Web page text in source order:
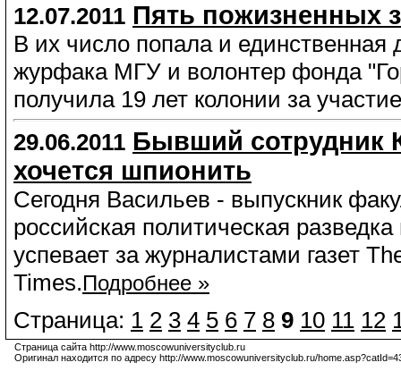
12.07.2011 Пять пожизненных
В их число попала и
журфака МГУ и волонтер фонда
получила 19 лет колонии за
29.06.2011 Бывший сотрудник
хочется шпионить
Сегодня Васильев - выпускник
российская политическая
успевает за журналистами газет
Times.Подробнее »
Страница: 1 2 3 4 5 6 7 8 9 10 11 12
Страница сайта http://www.moscowuniversityclub.ru
Оригинал находится по адресу http://www.moscowuniversityclub.ru/